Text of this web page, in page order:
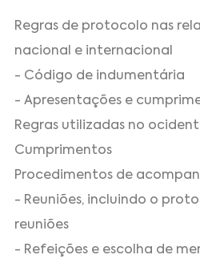
Regras de protocolo nas
nacional e internacional
- Código de indumentária
- Apresentações e
Regras utilizadas no
Cumprimentos
Procedimentos de
- Reuniões, incluindo o
reuniões
- Refeições e escolha de